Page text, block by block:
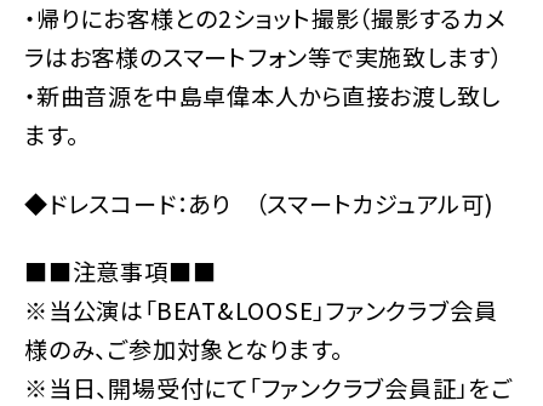
・帰りにお客様との2ショット撮影（撮影するカメ
ラはお客様のスマートフォン等で実施致します）
・新曲音源を中島卓偉本人から直接お渡し致し
ます。
◆ドレスコード：あり （スマートカジュアル可)
■■注意事項■■
※当公演は「BEAT&LOOSE」ファンクラブ会員
様のみ、ご参加対象となります。
※当日、開場受付にて「ファンクラブ会員証」をご